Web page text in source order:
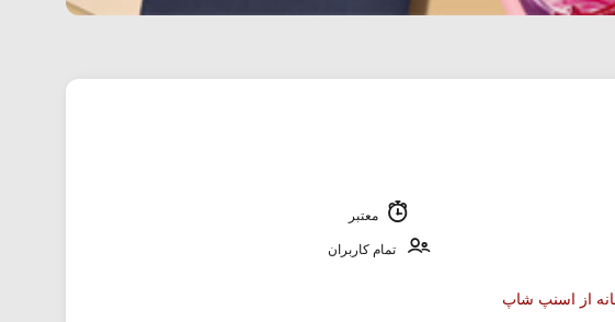
معتبر
تمام کاربران